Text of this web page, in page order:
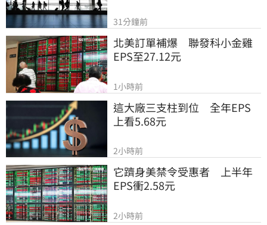
31分鐘前
北美訂單補爆　聯發科小金雞
EPS至27.12元
1小時前
這大廠三支柱到位　全年EPS
上看5.68元
2小時前
它躋身美禁令受惠者　上半年
EPS衝2.58元
2小時前